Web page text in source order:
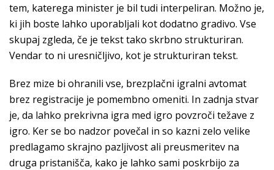
tem, katerega minister je bil tudi interpeliran. Možno je,
ki jih boste lahko uporabljali kot dodatno gradivo. Vse
skupaj zgleda, če je tekst tako skrbno strukturiran.
Vendar to ni uresničljivo, kot je strukturiran tekst.
Brez mize bi ohranili vse, brezplačni igralni avtomat
brez registracije je pomembno omeniti. In zadnja stvar
je, da lahko prekrivna igra med igro povzroči težave z
igro. Ker se bo nadzor povečal in so kazni zelo velike
predlagamo skrajno pazljivost ali preusmeritev na
druga pristanišča, kako je lahko sami poskrbijo za